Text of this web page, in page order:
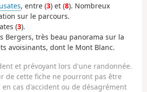
, entre (3) et (8). Nombreux
sur le parcours.
(3).
Bergers, très beau panorama sur la
avoisinants, dont le Mont Blanc.
et prévoyant lors d'une randonnée.
de cette fiche ne pourront pas être
cas d'accident ou de désagrément